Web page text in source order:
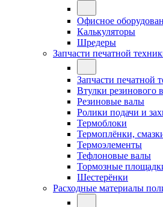
Офисное
Калькуляторы
Шредеры
Запчасти печатной
Запчасти печатной
Втулки резинового
Резиновые валы
Ролики подачи и
Термоблоки
Термоплёнки,
Термоэлементы
Тефлоновые валы
Тормозные
Шестерёнки
Расходные материалы